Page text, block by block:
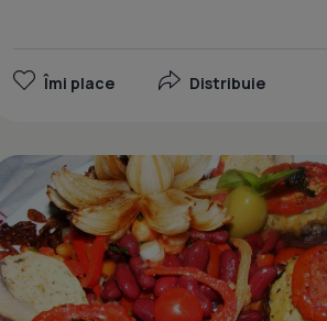
Îmi place Distribuie